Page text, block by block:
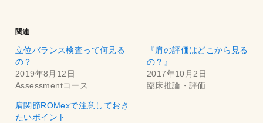
関連
立位バランス検査って何見る
の？
2019年8月12日
Assessmentコース
『肩の評価はどこから見る
の？』
2017年10月2日
臨床推論・評価
肩関節ROMexで注意しておき
たいポイント